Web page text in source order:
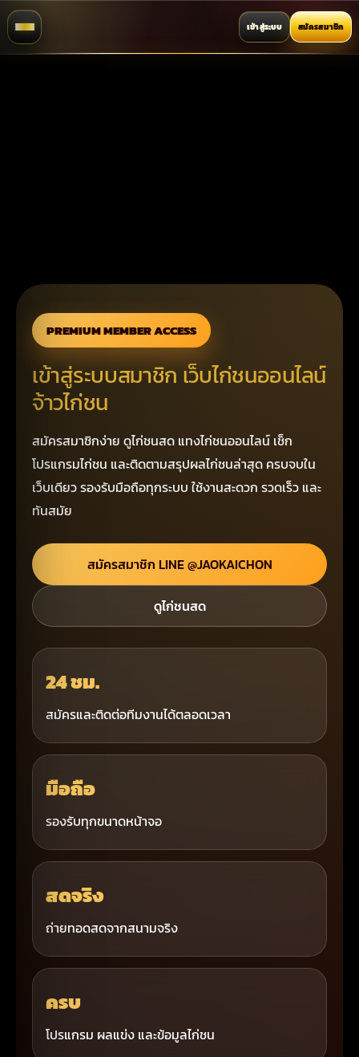
เข้าสู่ระบบ สมัครสมาชิก
PREMIUM MEMBER ACCESS
เข้าสู่ระบบสมาชิก เว็บไก่ชนออนไลน์
จ้าวไก่ชน
สมัครสมาชิกง่าย ดูไก่ชนสด แทงไก่ชนออนไลน์ เช็ก
โปรแกรมไก่ชน และติดตามสรุปผลไก่ชนล่าสุด ครบจบใน
เว็บเดียว รองรับมือถือทุกระบบ ใช้งานสะดวก รวดเร็ว และ
ทันสมัย
สมัครสมาชิก LINE @JAOKAICHON
ดูไก่ชนสด
24 ชม.
สมัครและติดต่อทีมงานได้ตลอดเวลา
มือถือ
รองรับทุกขนาดหน้าจอ
สดจริง
ถ่ายทอดสดจากสนามจริง
ครบ
โปรแกรม ผลแข่ง และข้อมูลไก่ชน